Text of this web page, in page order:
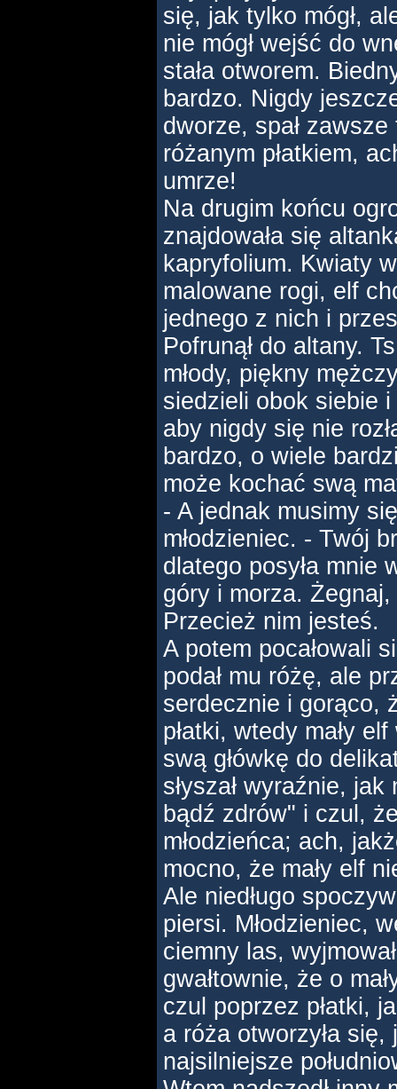
się, jak tylko mógł,
nie mógł wejść do
stała otworem.
bardzo. Nigdy
dworze, spał zawsze
różanym płatkiem,
umrze!
Na drugim końcu
znajdowała się
kapryfolium. Kwiaty
malowane rogi, elf
jednego z nich i
Pofrunął do altany.
młody, piękny
siedzieli obok siebie
aby nigdy się nie
bardzo, o wiele
może kochać swą
- A jednak musimy
młodzieniec. - Twój
dlatego posyła mnie
góry i morza.
Przecież nim jesteś.
A potem pocałowali
podał mu różę, ale
serdecznie i gorąco,
płatki, wtedy mały
swą główkę do
słyszał wyraźnie,
bądź zdrów" i czul,
młodzieńca; ach,
mocno, że mały elf
Ale niedługo
piersi. Młodzieniec,
ciemny las,
gwałtownie, że o
czul poprzez płatki,
a róża otworzyła się,
najsilniejsze